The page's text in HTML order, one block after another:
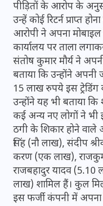
पीड़ितों के आरोप के
उन्हें कोई रिटर्न प्राप्त
आरोपी ने अपना
कार्यालय पर ताला
संतोष कुमार मौर्य ने
बताया कि उन्होंने
15 लाख रुपये इस
उन्होंने यह भी बताया
कई अन्य नए लोगों ने भी
ठगी के शिकार होने वाले
सिंह (नौ लाख), संदीप
करण (एक लाख),
राजबहादुर यादव
लाख) शामिल हैं। कुल
इस फर्जी कंपनी में अपना